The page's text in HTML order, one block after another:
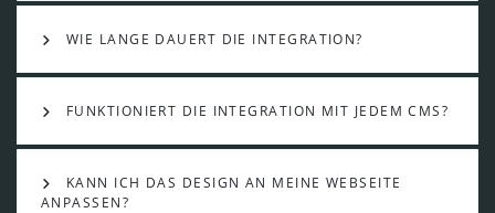
WIE LANGE DAUERT DIE INTEGRATION?
FUNKTIONIERT DIE INTEGRATION MIT JEDEM CMS?
KANN ICH DAS DESIGN AN MEINE WEBSEITE
ANPASSEN?